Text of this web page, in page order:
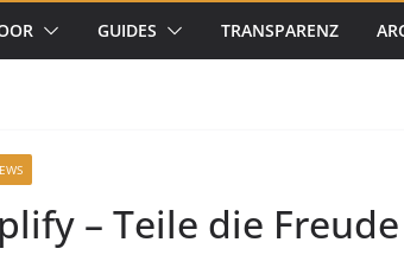
GUIDES TRANSPARENZ
– Teile die